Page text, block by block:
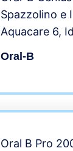
Spazzolino e
Aquacare 6,
Oral-B
Oral B Pro